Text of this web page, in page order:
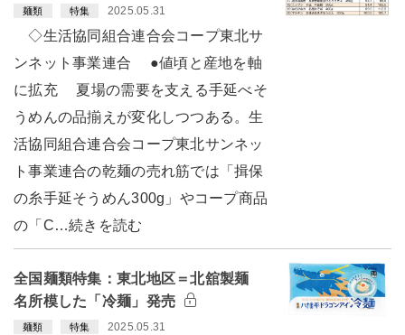
麺類 特集 2025.05.31
◇生活協同組合連合会コープ東北サ
ンネット事業連合 ●値頃と産地を軸
に拡充 夏場の需要を支える手延べそ
うめんの品揃えが変化しつつある。生
活協同組合連合会コープ東北サンネッ
ト事業連合の乾麺の売れ筋では「揖保
の糸手延そうめん300g」やコープ商品
の「C…続きを読む
全国麺類特集：東北地区＝北舘製麺
名所模した「冷麺」発売
麺類 特集 2025.05.31